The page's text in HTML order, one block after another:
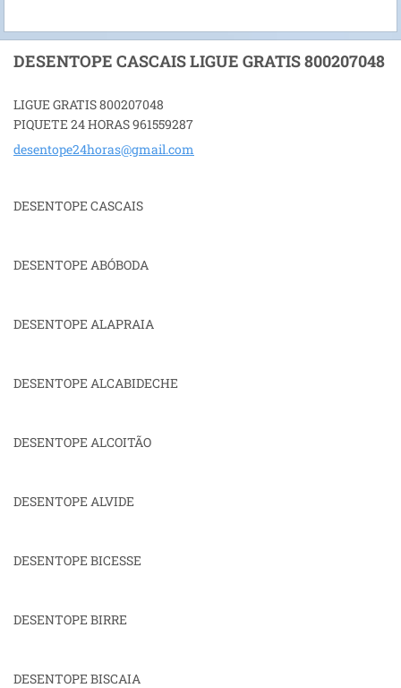
DESENTOPE CASCAIS LIGUE GRATIS 800207048
LIGUE GRATIS 800207048
PIQUETE 24 HORAS 961559287
desentope24horas@gmail.com
DESENTOPE CASCAIS
DESENTOPE ABÓBODA
DESENTOPE ALAPRAIA
DESENTOPE ALCABIDECHE
DESENTOPE ALCOITÃO
DESENTOPE ALVIDE
DESENTOPE BICESSE
DESENTOPE BIRRE
DESENTOPE BISCAIA